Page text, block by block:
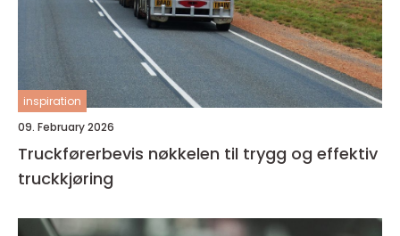
inspiration
09. February 2026
Truckførerbevis nøkkelen til trygg og effektiv
truckkjøring